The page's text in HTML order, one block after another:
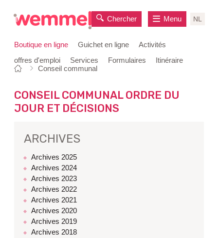
Boutique en ligne Guichet en ligne
Activités
offres d'emploi
Services Formulaires Itinéraire
Chercher NL
Menu
Vous
ici:
Page
départ
Conseil communal
CONSEIL COMMUNAL ORDRE DU
JOUR ET DÉCISIONS
ARCHIVES
Archives 2025
Archives 2024
Archives 2023
Archives 2022
Archives 2021
Archives 2020
Archives 2019
Archives 2018